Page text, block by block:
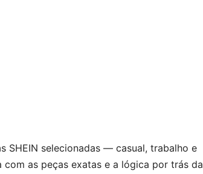
SHEIN selecionadas — casual, trabalho e
as peças exatas e a lógica por trás da